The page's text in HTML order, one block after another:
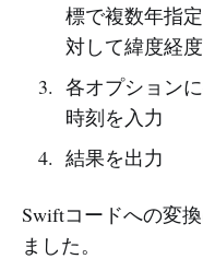
標で複数年指
対して緯度経
各オプション
時刻を入力
結果を出力
Swiftコードへの変
ました。